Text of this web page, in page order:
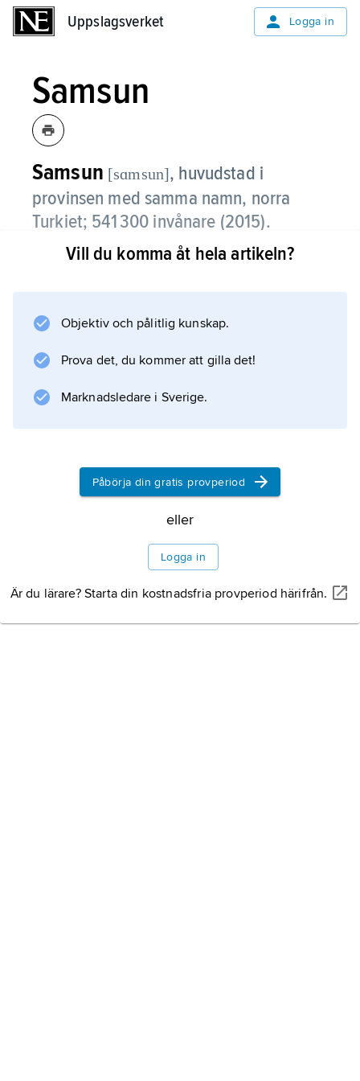
Uppslagsverket Logga in
Samsun
Samsun [sɑmsun], huvudstad i
provinsen med samma namn, norra
Turkiet; 541 300 invånare (2015).
Samsun är en hamnstad och trafikknut vid
Samsun har även universitet (grundat 1975).
Information om artikeln
Vill du komma åt hela artikeln?
Objektiv och pålitlig kunskap.
Prova det, du kommer att gilla det!
Marknadsledare i Sverige.
Påbörja din gratis provperiod
eller
Logga in
Är du lärare? Starta din kostnadsfria provperiod härifrån.